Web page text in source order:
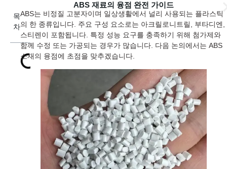
목
차
ABS 재료의 융점 완전 가이드
ABS는 비정질 고분자이며 일상생활에서 널리 사용되는 플라스틱
의 한 종류입니다. 주요 구성 요소로는 아크릴로니트릴, 부타디엔,
스티렌이 포함됩니다. 특정 성능 요구를 충족하기 위해 첨가제와
함께 수정 또는 가공되는 경우가 많습니다. 다음 논의에서는 ABS
소재의 융점에 초점을 맞추겠습니다.